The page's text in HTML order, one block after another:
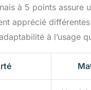
comprend
grand sac à
extra large pour
à 5 points
apprécié
à l’usage